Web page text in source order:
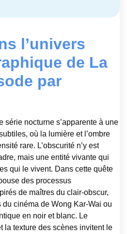
l’univers
de La
par
série nocturne s’apparente à une
où la lumière et l’ombre
rare. L’obscurité n’y est
mais une entité vivante qui
qui le vivent. Dans cette quête
des processus
de maîtres du clair-obscur,
cinéma de Wong Kar-Wai ou
en noir et blanc. Le
la texture des scènes invitent le